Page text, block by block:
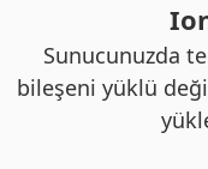
Sunucunuzda
bileşeni yüklü